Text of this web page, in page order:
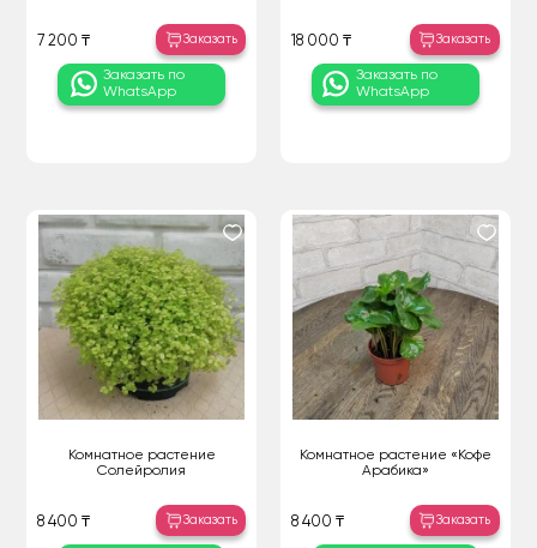
7 200 ₸ Заказать
Заказать по
WhatsApp
18 000 ₸ Заказать
Заказать по
WhatsApp
Комнатное растение
Солейролия
8 400 ₸ Заказать
Комнатное растение «Кофе
Арабика»
8 400 ₸ Заказать